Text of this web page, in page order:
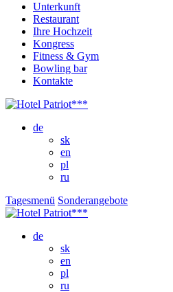
Unterkunft
Restaurant
Ihre Hochzeit
Kongress
Fitness & Gym
Bowling bar
Kontakte
de
sk
en
pl
ru
Tagesmenü Sonderangebote
de
sk
en
pl
ru